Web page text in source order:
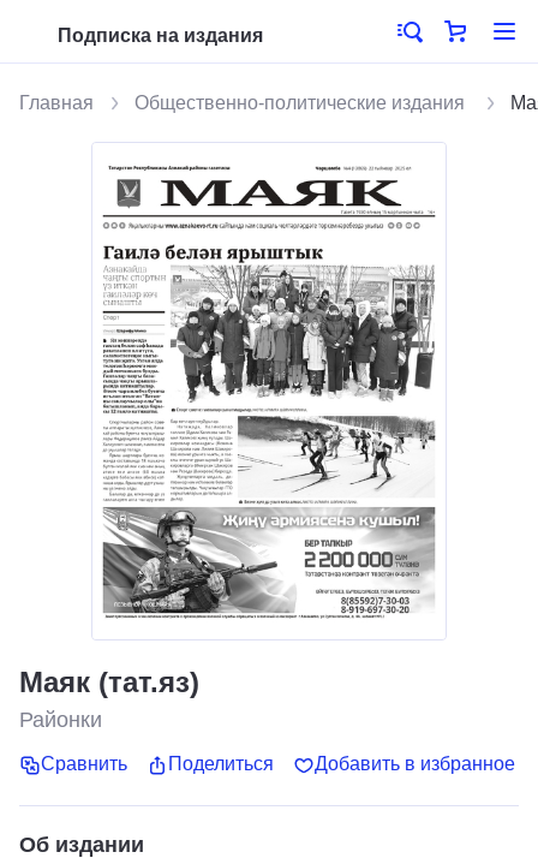
Подписка на издания
Главная Общественно-политические издания
Маяк (тат.яз)
Районки
Сравнить Поделиться Добавить в избранное
Об издании